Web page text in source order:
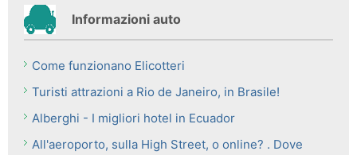
Informazioni auto
Come funzionano Elicotteri
Turisti attrazioni a Rio de Janeiro, in Brasile!
Alberghi - I migliori hotel in Ecuador
All'aeroporto, sulla High Street, o online? . Dove